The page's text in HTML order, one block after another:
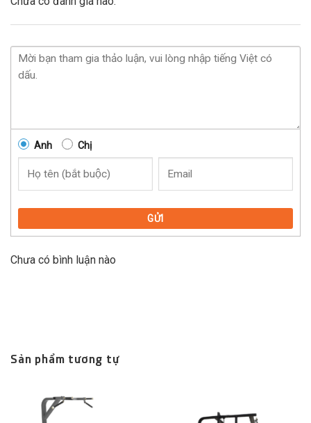
Anh Chị
GỬI
Chưa có bình luận nào
Sản phẩm tương tự